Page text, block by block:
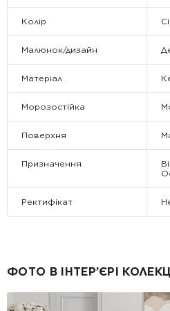
Колір
Малюнок/дизайн
Матеріал
Морозостійка
Поверхня
Призначення
Ректифікат
ФОТО В ІНТЕР’ЄРІ